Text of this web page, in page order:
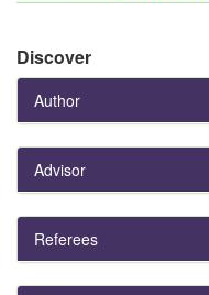
Discover
Author
Advisor
Referees